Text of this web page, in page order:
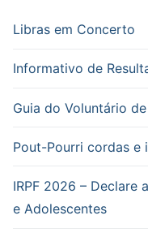
Libras em Concerto
Informativo de
Guia do Voluntário
Pout-Pourri cordas e
IRPF 2026 – Declare
e Adolescentes